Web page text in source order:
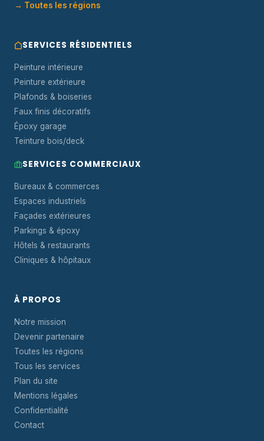
→ Toutes les régions
SERVICES RÉSIDENTIELS
Peinture intérieure
Peinture extérieure
Plafonds & boiseries
Faux finis décoratifs
Époxy garage
Teinture bois/deck
SERVICES COMMERCIAUX
Bureaux & commerces
Espaces industriels
Façades extérieures
Parkings & époxy
Hôtels & restaurants
Cliniques & hôpitaux
À PROPOS
Notre mission
Devenir partenaire
Toutes les régions
Tous les services
Plan du site
Mentions légales
Confidentialité
Contact